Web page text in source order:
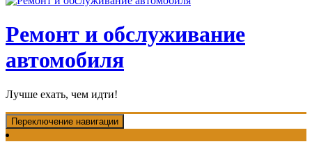
Ремонт и обслуживание
автомобиля
Лучше ехать, чем идти!
Переключение навигации